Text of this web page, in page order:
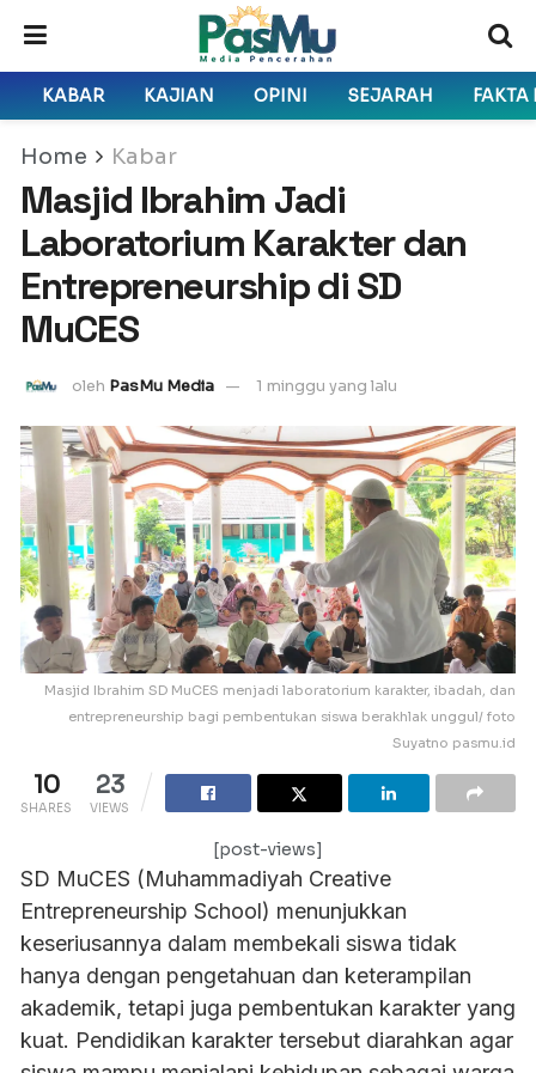
KABAR KAJIAN OPINI SEJARAH FAKTA
Home Kabar
Masjid Ibrahim Jadi
Laboratorium Karakter dan
Entrepreneurship di SD
MuCES
oleh PasMu Media 1 minggu yang lalu
Masjid Ibrahim SD MuCES menjadi laboratorium karakter, ibadah, dan
entrepreneurship bagi pembentukan siswa berakhlak unggul/ foto
Suyatno pasmu.id
10
SHARES
23
VIEWS
[post-views]
SD MuCES (Muhammadiyah Creative
Entrepreneurship School) menunjukkan
keseriusannya dalam membekali siswa tidak
hanya dengan pengetahuan dan keterampilan
akademik, tetapi juga pembentukan karakter yang
kuat. Pendidikan karakter tersebut diarahkan agar